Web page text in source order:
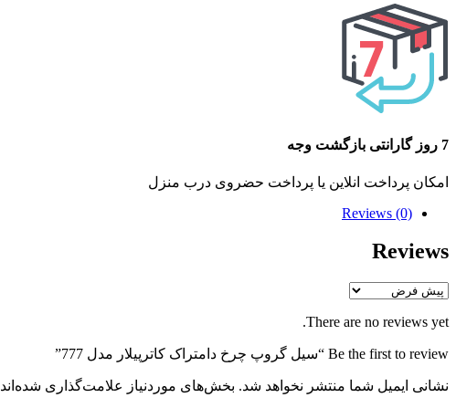
7 روز گارانتی بازگشت وجه
امکان پرداخت انلاین یا پرداخت حضروی درب منزل
Reviews (0)
Reviews
There are no reviews yet.
Be the first to review “سیل گروپ چرخ دامتراک کاترپیلار مدل 777”
نشانی ایمیل شما منتشر نخواهد شد. بخش‌های موردنیاز علامت‌گذاری شده‌اند